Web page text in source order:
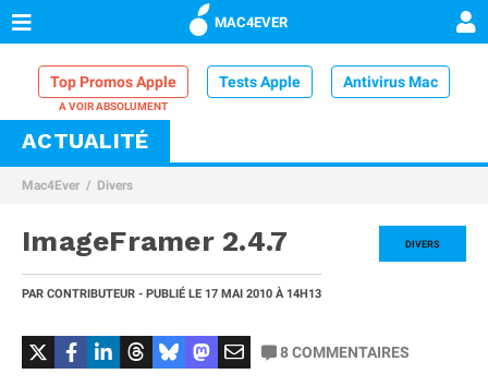
MAC4EVER
Top Promos Apple Tests Apple Antivirus Mac
VPN Mac
Comparatif iPhone
ACTUALITÉ
Mac4Ever Divers
DIVERS
ImageFramer 2.4.7
PAR CONTRIBUTEUR - PUBLIÉ LE 17 MAI 2010 À 14H13
8COMMENTAIRES